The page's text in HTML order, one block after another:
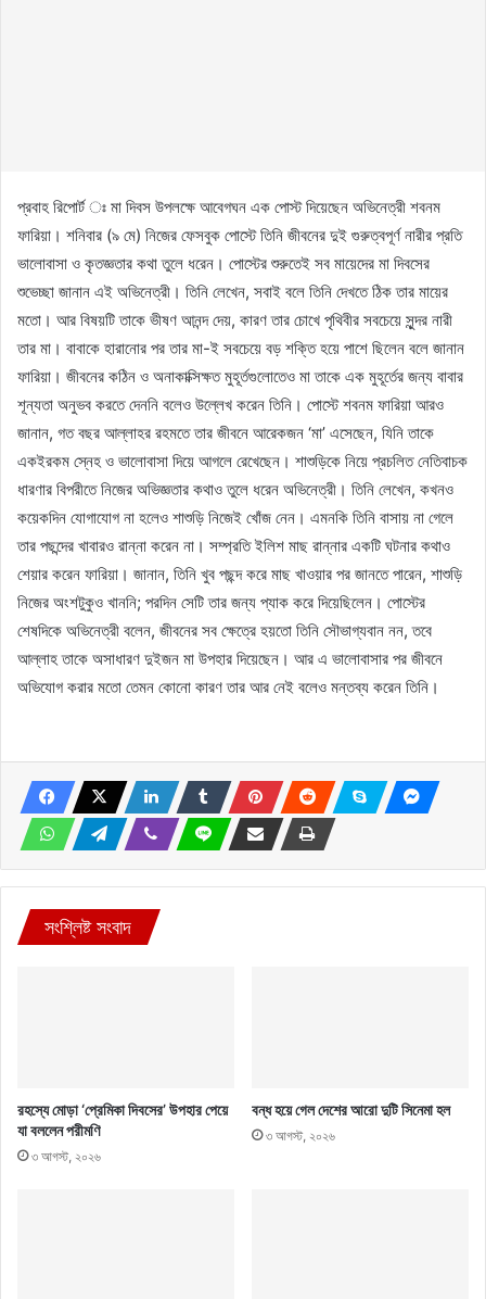
প্রবাহ রিপোর্ট ঃ মা দিবস উপলক্ষে আবেগঘন এক পোস্ট দিয়েছেন অভিনেত্রী শবনম
ফারিয়া। শনিবার (৯ মে) নিজের ফেসবুক পোস্টে তিনি জীবনের দুই গুরুত্বপূর্ণ নারীর প্রতি
ভালোবাসা ও কৃতজ্ঞতার কথা তুলে ধরেন। পোস্টের শুরুতেই সব মায়েদের মা দিবসের
শুভেচ্ছা জানান এই অভিনেত্রী। তিনি লেখেন, সবাই বলে তিনি দেখতে ঠিক তার মায়ের
মতো। আর বিষয়টি তাকে ভীষণ আনন্দ দেয়, কারণ তার চোখে পৃথিবীর সবচেয়ে সুন্দর নারী
তার মা। বাবাকে হারানোর পর তার মা-ই সবচেয়ে বড় শক্তি হয়ে পাশে ছিলেন বলে জানান
ফারিয়া। জীবনের কঠিন ও অনাকাক্সিক্ষত মুহূর্তগুলোতেও মা তাকে এক মুহূর্তের জন্য বাবার
শূন্যতা অনুভব করতে দেননি বলেও উল্লেখ করেন তিনি। পোস্টে শবনম ফারিয়া আরও
জানান, গত বছর আল্লাহর রহমতে তার জীবনে আরেকজন ‘মা’ এসেছেন, যিনি তাকে
একইরকম স্নেহ ও ভালোবাসা দিয়ে আগলে রেখেছেন। শাশুড়িকে নিয়ে প্রচলিত নেতিবাচক
ধারণার বিপরীতে নিজের অভিজ্ঞতার কথাও তুলে ধরেন অভিনেত্রী। তিনি লেখেন, কখনও
কয়েকদিন যোগাযোগ না হলেও শাশুড়ি নিজেই খোঁজ নেন। এমনকি তিনি বাসায় না গেলে
তার পছন্দের খাবারও রান্না করেন না। সম্প্রতি ইলিশ মাছ রান্নার একটি ঘটনার কথাও
শেয়ার করেন ফারিয়া। জানান, তিনি খুব পছন্দ করে মাছ খাওয়ার পর জানতে পারেন, শাশুড়ি
নিজের অংশটুকুও খাননি; পরদিন সেটি তার জন্য প্যাক করে দিয়েছিলেন। পোস্টের
শেষদিকে অভিনেত্রী বলেন, জীবনের সব ক্ষেত্রে হয়তো তিনি সৌভাগ্যবান নন, তবে
আল্লাহ তাকে অসাধারণ দুইজন মা উপহার দিয়েছেন। আর এ ভালোবাসার পর জীবনে
অভিযোগ করার মতো তেমন কোনো কারণ তার আর নেই বলেও মন্তব্য করেন তিনি।
সংশ্লিষ্ট সংবাদ
রহস্যে মোড়া ‘প্রেমিকা দিবসের’ উপহার পেয়ে
যা বললেন পরীমণি
৩ আগস্ট, ২০২৬
বন্ধ হয়ে গেল দেশের আরো দুটি সিনেমা হল
৩ আগস্ট, ২০২৬